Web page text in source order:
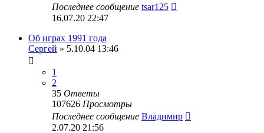
Последнее сообщение tsar125
16.07.20 22:47
Об играх 1991 года
Сергей » 5.10.04 13:46
1
2
35 Ответы
107626 Просмотры
Последнее сообщение Владимир
2.07.20 21:56